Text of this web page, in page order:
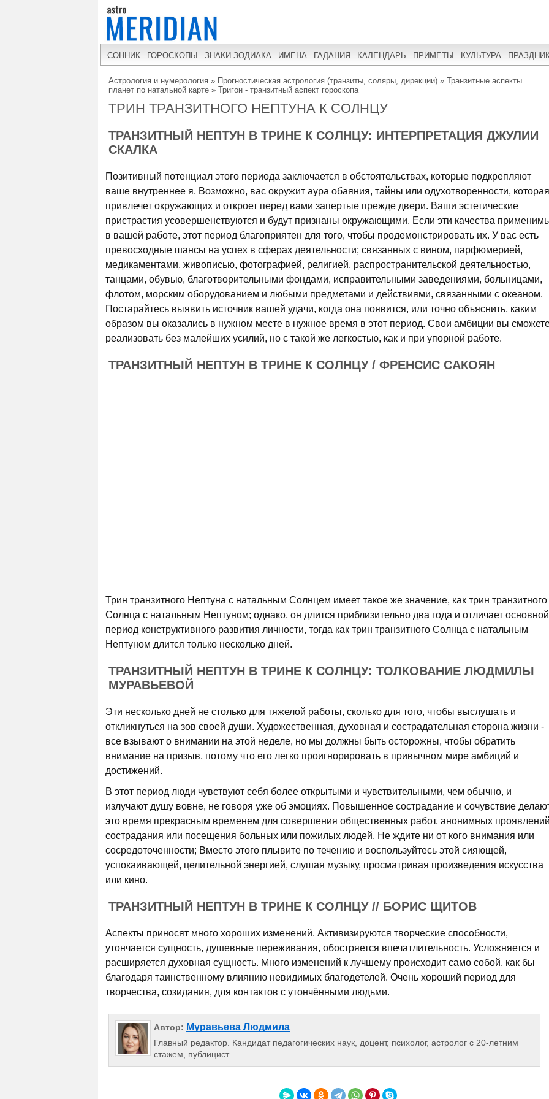
СОННИК ГОРОСКОПЫ ЗНАКИ ЗОДИАКА ИМЕНА ГАДАНИЯ КАЛЕНДАРЬ ПРИМЕТЫ КУЛЬТУРА
Астрология и нумерология » Прогностическая астрология (транзиты, соляры, дирекции) » Транзитные аспекты
планет по натальной карте » Тригон - транзитный аспект гороскопа
ТРИН ТРАНЗИТНОГО НЕПТУНА К СОЛНЦУ
ТРАНЗИТНЫЙ НЕПТУН В ТРИНЕ К СОЛНЦУ: ИНТЕРПРЕТАЦИЯ ДЖУЛИИ
СКАЛКА
Позитивный потенциал этого периода заключается в обстоятельствах, которые подкрепляют
ваше внутреннее я. Возможно, вас окружит аура обаяния, тайны или одухотворенности, которая
привлечет окружающих и откроет перед вами запертые прежде двери. Ваши эстетические
пристрастия усовершенствуются и будут признаны окружающими. Если эти качества
в вашей работе, этот период благоприятен для того, чтобы продемонстрировать их. У вас есть
превосходные шансы на успех в сферах деятельности; связанных с вином, парфюмерией,
медикаментами, живописью, фотографией, религией, распространительской деятельностью,
танцами, обувью, благотворительными фондами, исправительными заведениями, больницами,
флотом, морским оборудованием и любыми предметами и действиями, связанными с океаном.
Постарайтесь выявить источник вашей удачи, когда она появится, или точно объяснить, каким
образом вы оказались в нужном месте в нужное время в этот период. Свои амбиции вы
реализовать без малейших усилий, но с такой же легкостью, как и при упорной работе.
ТРАНЗИТНЫЙ НЕПТУН В ТРИНЕ К СОЛНЦУ / ФРЕНСИС САКОЯН
Трин транзитного Нептуна с натальным Солнцем имеет такое же значение, как трин транзитного
Солнца с натальным Нептуном; однако, он длится приблизительно два года и отличает основной
период конструктивного развития личности, тогда как трин транзитного Солнца с натальным
Нептуном длится только несколько дней.
ТРАНЗИТНЫЙ НЕПТУН В ТРИНЕ К СОЛНЦУ: ТОЛКОВАНИЕ ЛЮДМИЛЫ
МУРАВЬЕВОЙ
Эти несколько дней не столько для тяжелой работы, сколько для того, чтобы выслушать и
откликнуться на зов своей души. Художественная, духовная и сострадательная сторона жизни -
все взывают о внимании на этой неделе, но мы должны быть осторожны, чтобы обратить
внимание на призыв, потому что его легко проигнорировать в привычном мире амбиций и
достижений.
В этот период люди чувствуют себя более открытыми и чувствительными, чем обычно, и
излучают душу вовне, не говоря уже об эмоциях. Повышенное сострадание и сочувствие
это время прекрасным временем для совершения общественных работ, анонимных
сострадания или посещения больных или пожилых людей. Не ждите ни от кого внимания или
сосредоточенности; Вместо этого плывите по течению и воспользуйтесь этой сияющей,
успокаивающей, целительной энергией, слушая музыку, просматривая произведения искусства
или кино.
ТРАНЗИТНЫЙ НЕПТУН В ТРИНЕ К СОЛНЦУ // БОРИС ЩИТОВ
Аспекты приносят много хороших изменений. Активизируются творческие способности,
утончается сущность, ду­шевные переживания, обостряется впечатлительность. Усложняется и
расширяется духовная сущность. Много изменений к лучшему происхо­дит само собой, как бы
благодаря таинственному влиянию невидимых благодетелей. Очень хороший период для
творчества, созидания, для контактов с утончёнными людьми.
Автор: Муравьева Людмила
Главный редактор. Кандидат педагогических наук, доцент, психолог, астролог с 20-летним
стажем, публицист.